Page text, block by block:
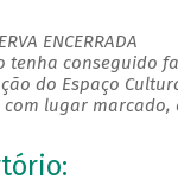
ENCERRADA
tenha conseguido
do Espaço
com lugar